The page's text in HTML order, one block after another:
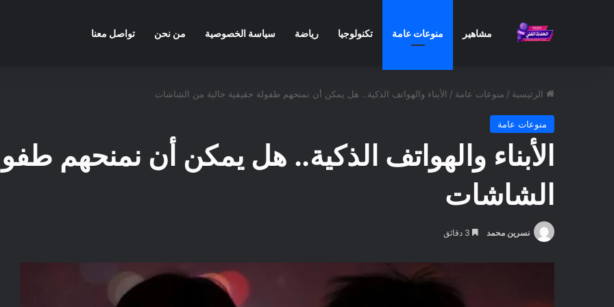
مشاهير منوعات عامة تكنولوجيا رياضة سياسة الخصوصية من نحن تواصل معنا
الرئيسية / منوعات عامة / الأبناء والهواتف الذكية.. هل يمكن أن نمنحهم طفولة حقيقية خالية من الشاشات
منوعات عامة
الأبناء والهواتف الذكية.. هل يمكن أن نمنحهم
الشاشات
نسرين محمد